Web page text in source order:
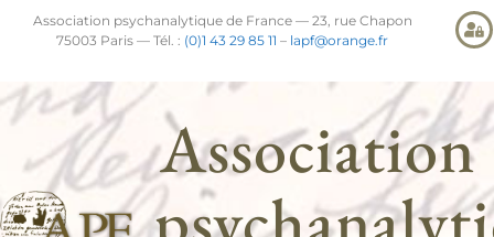
Association psychanalytique de France — 23, rue Chapon
75003 Paris — Tél. : (0)1 43 29 85 11 – lapf@orange.fr
Association